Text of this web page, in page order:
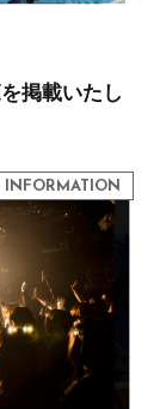
掲載いたし